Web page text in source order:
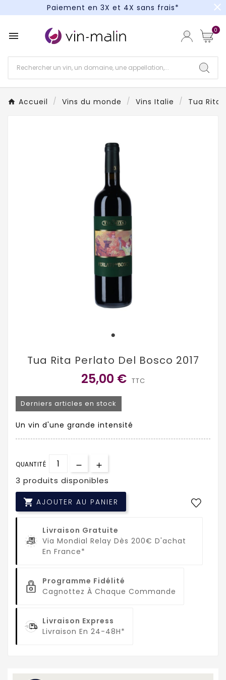
Paiement en 3X et 4X sans frais*
Paiement en 3X et 4X sans frais*
close
 0
Accueil Vins du monde Vins Italie Tua Rita
Tua Rita Perlato Del Bosco 2017
25,00 € TTC
Derniers articles en stock
Un vin d'une grande intensité
QUANTITÉ
3 produits disponibles
 AJOUTER AU PANIER
Livraison Gratuite
Via Mondial Relay Dès 200€ D'achat
En France*
Programme Fidélité
Cagnottez À Chaque Commande
Livraison Express
Livraison En 24-48H*